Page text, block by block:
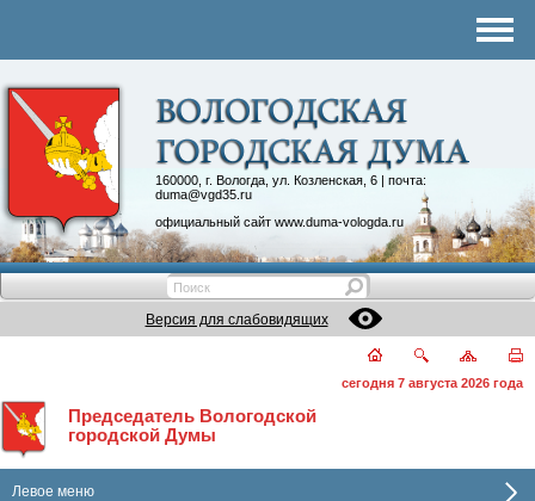
160000, г. Вологда, ул. Козленская, 6 | почта:
duma@vgd35.ru
официальный сайт www.duma-vologda.ru
Контакты
Депутатские объединения
Версия для слабовидящих
сегодня 7 августа 2026 года
Председатель Вологодской
городской Думы
Левое меню